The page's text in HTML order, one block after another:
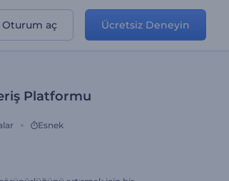
Oturum aç Ücretsiz Deneyin
Platformu
Esnek